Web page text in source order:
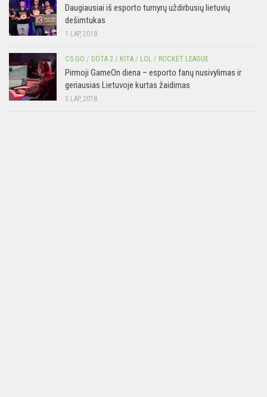
Daugiausiai iš esporto turnyrų uždirbusių lietuvių
dešimtukas
1 LAP, 2018
CS:GO / DOTA 2 / KITA / LOL / ROCKET LEAGUE
Pirmoji GameOn diena – esporto fanų nusivylimas ir
geriausias Lietuvoje kurtas žaidimas
3 LAP, 2018